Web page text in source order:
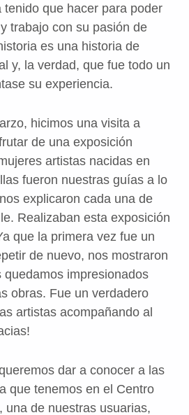
tenido que hacer para poder
trabajo con su pasión de
es una historia de
y, la verdad, que fue todo un
su experiencia.
hicimos una visita a
de una exposición
artistas nacidas en
fueron nuestras guías a lo
explicaron cada una de
Realizaban esta exposición
que la primera vez fue un
de nuevo, nos mostraron
quedamos impresionados
obras. Fue un verdadero
artistas acompañando al
dar a conocer a las
que tenemos en el Centro
, una de nuestras usuarias,